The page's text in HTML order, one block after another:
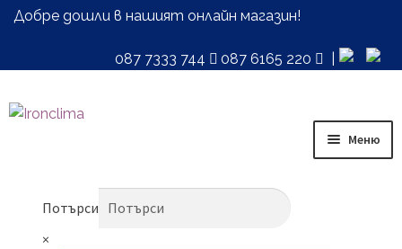
Добре дошли в нашият онлайн магазин!
087 7333 744 087 6165 220
Skip
Skip
Меню
Ремонт и монтаж
Потърси
×